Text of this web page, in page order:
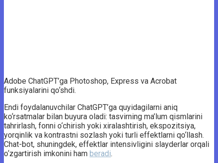
Adobe ChatGPT’ga Photoshop, Express va Acrobat
funksiyalarini qo‘shdi.
Endi foydalanuvchilar ChatGPT’ga quyidagilarni aniq
ko‘rsatmalar bilan buyura oladi: tasvirning ma’lum qismlarini
tahrirlash, fonni o‘chirish yoki xiralashtirish, ekspozitsiya,
yorqinlik va kontrastni sozlash yoki turli effektlarni qo‘llash.
Chat-bot, shuningdek, effektlar intensivligini slayderlar orqali
o‘zgartirish imkonini ham beradi.